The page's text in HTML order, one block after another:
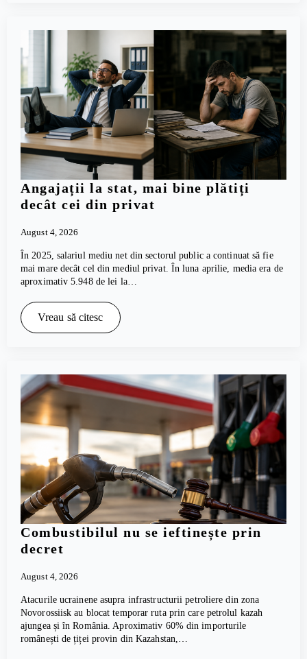
Angajații la stat, mai bine plătiți
decât cei din privat
August 4, 2026
În 2025, salariul mediu net din sectorul public a continuat să fie
mai mare decât cel din mediul privat. În luna aprilie, media era de
aproximativ 5.948 de lei la…
Vreau să citesc
Combustibilul nu se ieftinește prin
decret
August 4, 2026
Atacurile ucrainene asupra infrastructurii petroliere din zona
Novorossiisk au blocat temporar ruta prin care petrolul kazah
ajungea și în România. Aproximativ 60% din importurile
românești de țiței provin din Kazahstan,…